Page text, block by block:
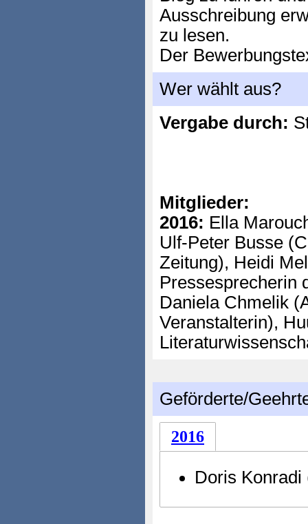
Ausschreibung
zu lesen.
Der
Wer wählt aus?
Vergabe durch:
Mitglieder:
2016: Ella
Ulf-Peter Busse
Zeitung), Heidi
Pressesprecherin
Daniela Chmelik
Veranstalterin),
Geförderte/
2016
Doris Konradi